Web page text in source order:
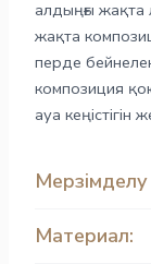
алдыңғы жақта
жақта
перде
композиция
ауа кеңістігін
Мерзімделу
Материал: